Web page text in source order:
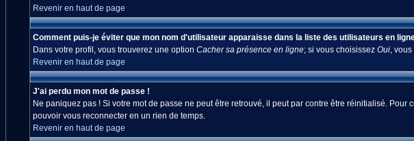
Revenir en haut de page
Comment puis-je éviter que mon nom d'utilisateur apparaisse dans la liste des utilisateurs en
Dans votre profil, vous trouverez une option Cacher sa présence en ligne; si vous choisissez Oui, vous
Revenir en haut de page
J'ai perdu mon mot de passe !
Ne paniquez pas ! Si votre mot de passe ne peut être retrouvé, il peut par contre être réinitialisé.
pouvoir vous reconnecter en un rien de temps.
Revenir en haut de page